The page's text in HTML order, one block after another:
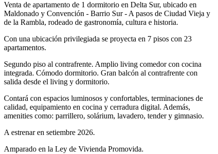
Venta de apartamento de 1 dormitorio en Delta Sur, ubicado en
Maldonado y Convención - Barrio Sur - A pasos de Ciudad Vieja y
de la Rambla, rodeado de gastronomía, cultura e historia.
Con una ubicación privilegiada se proyecta en 7 pisos con 23
apartamentos.
Segundo piso al contrafrente. Amplio living comedor con cocina
integrada. Cómodo dormitorio. Gran balcón al contrafrente con
salida desde el living y dormitorio.
Contará con espacios luminosos y confortables, terminaciones de
calidad, equipamiento en cocina y cerradura digital. Además,
amenities como: parrillero, solárium, lavadero, tender y gimnasio.
A estrenar en setiembre 2026.
Amparado en la Ley de Vivienda Promovida.